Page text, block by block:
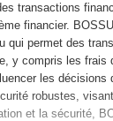
transactions
financier.
qui permet des
y compris les frais
les décisions
robustes,
et la sécurité,